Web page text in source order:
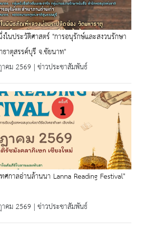
ในประวัติศาสตร์ "การอนุรักษ์และสงวนรักษา
ธาตุสรรค์บุรี จ.ชัยนาท"
คม 2569 | ข่าวประชาสัมพันธ์
ศกาลอ่านล้านนา Lanna Reading Festival"
คม 2569 | ข่าวประชาสัมพันธ์